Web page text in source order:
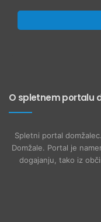
O spletnem portalu
Spletni portal
Domžale. Portal je
dogajanju, tako iz